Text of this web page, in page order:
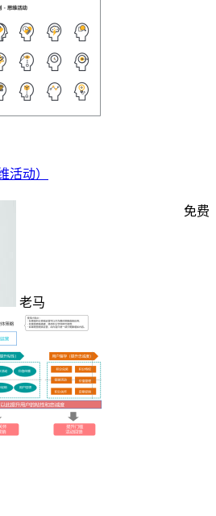
活动）
老马
免费